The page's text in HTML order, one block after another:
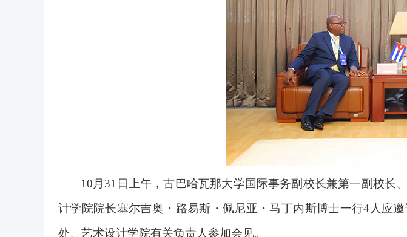
10 月31日上午，古巴哈瓦那大学国际事务副校长兼第一副校长
计学院院长塞尔吉奥 ・ 路易斯 ・佩尼亚 ・马丁内斯博士一行4 人应
处、艺术设计学院有关负责人参加会见。